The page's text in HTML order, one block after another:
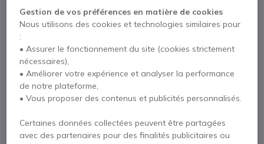
Payez en 4 sans frais (570,89 €)Afficher plus
Points Forts
visibilité
Écran Retina 5K 5120 x 2880 : texte net, niveau de détail
Gestion de vos préférences en matière de cookies
Nous utilisons des cookies et technologies similaires pour
:
• Assurer le fonctionnement du site (cookies strictement
nécessaires),
• Améliorer votre expérience et analyser la performance
de notre plateforme,
• Vous proposer des contenus et publicités personnalisés.
Certaines données collectées peuvent être partagées
avec des partenaires pour des finalités publicitaires ou